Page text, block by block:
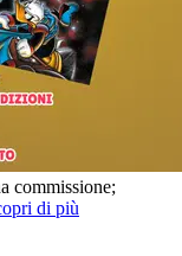
commissione;
di più